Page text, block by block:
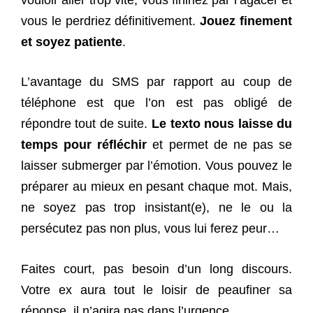
vous le perdriez définitivement.Jouez finement
et soyez patiente.
L’avantage du SMS par rapport au coup de
téléphone est que l’on est pas obligé de
répondre tout de suite. Le texto nous laisse du
temps pour réfléchir et permet de ne pas se
laisser submerger par l’émotion. Vous pouvez le
préparer au mieux en pesant chaque mot. Mais,
ne soyez pas trop insistant(e), ne le ou la
persécutez pas non plus, vous lui ferez peur…
Faites court, pas besoin d’un long discours.
Votre ex aura tout le loisir de peaufiner sa